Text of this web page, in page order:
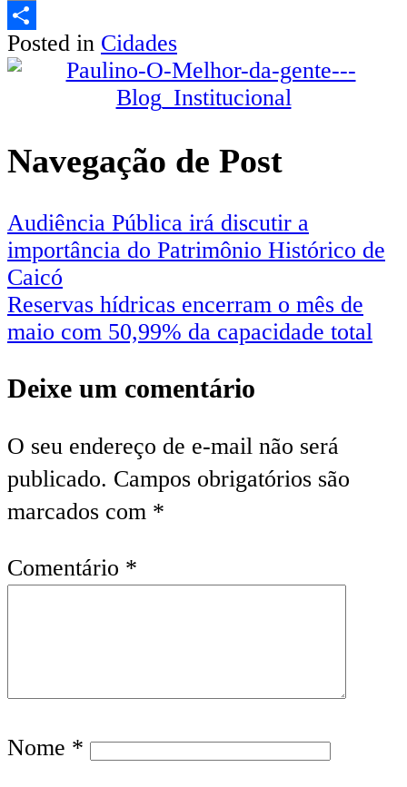
Email
Share
Posted in Cidades
Navegação de Post
Audiência Pública irá discutir a
importância do Patrimônio Histórico de
Caicó
Reservas hídricas encerram o mês de
maio com 50,99% da capacidade total
Deixe um comentário
O seu endereço de e-mail não será
publicado. Campos obrigatórios são
marcados com *
Comentário *
Nome *